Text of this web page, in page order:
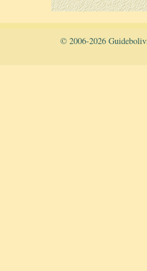
© 2006-2026